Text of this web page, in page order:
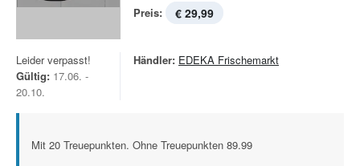
Preis: € 29,99
Leider verpasst!
Gültig: 17.06. -
20.10.
Händler: EDEKA Frischemarkt
Mit 20 Treuepunkten. Ohne Treuepunkten 89.99